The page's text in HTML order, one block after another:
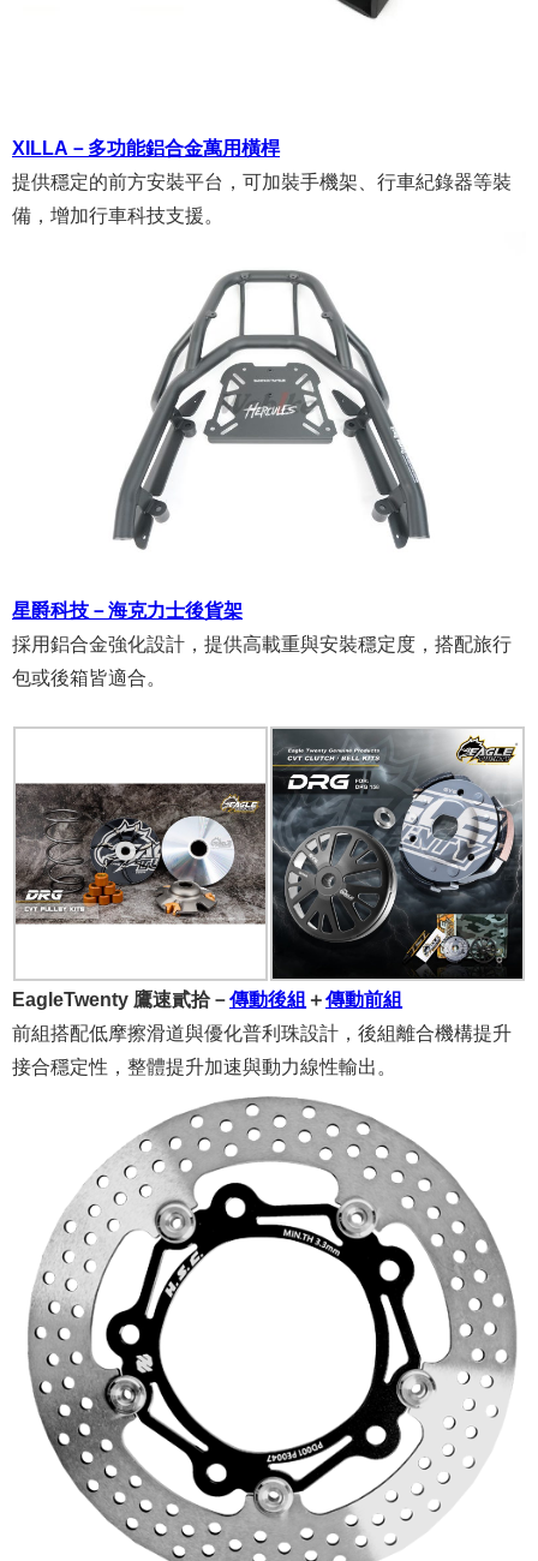
XILLA－多功能鋁合金萬用橫桿
提供穩定的前方安裝平台，可加裝手機架、行車紀錄器等裝
備，增加行車科技支援。
星爵科技－海克力士後貨架
採用鋁合金強化設計，提供高載重與安裝穩定度，搭配旅行
包或後箱皆適合。
EagleTwenty 鷹速貳拾－傳動後組 ＋傳動前組
前組搭配低摩擦滑道與優化普利珠設計，後組離合機構提升
接合穩定性，整體提升加速與動力線性輸出。